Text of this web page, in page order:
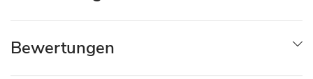
Bewertungen